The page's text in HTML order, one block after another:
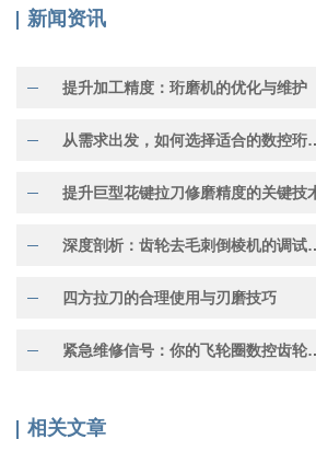
新闻资讯
提升加工精度：珩磨机的优化与维护
从需求出发，如
提升巨型花键拉刀修磨精度的关键技
深度剖析：齿轮去
四方拉刀的合理使用与刃磨技巧
紧急维修信号：你的
相关文章